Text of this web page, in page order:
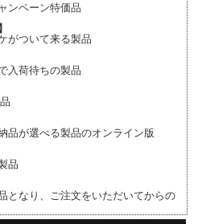
ンペーン特価品
がついて来る製品
入荷待ちの製品
品が選べる製品のオンライン版
品
となり、ご注文をいただいてからの